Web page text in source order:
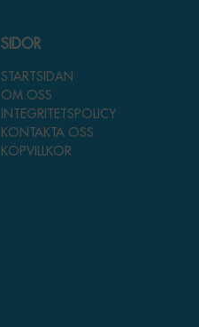
SIDOR
STARTSIDAN
OM OSS
INTEGRITETSPOLICY
KONTAKTA OSS
KÖPVILLKOR